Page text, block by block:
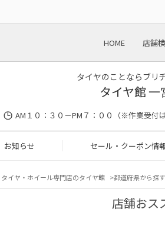
HOME 店舗
タイヤのことならブリ
タイヤ館
AM１０：３０－PM７：００（※作業受付
お知らせ セール・クーポン情
タイヤ・ホイール専門店のタイヤ館 都道府県から探す
店舗おス